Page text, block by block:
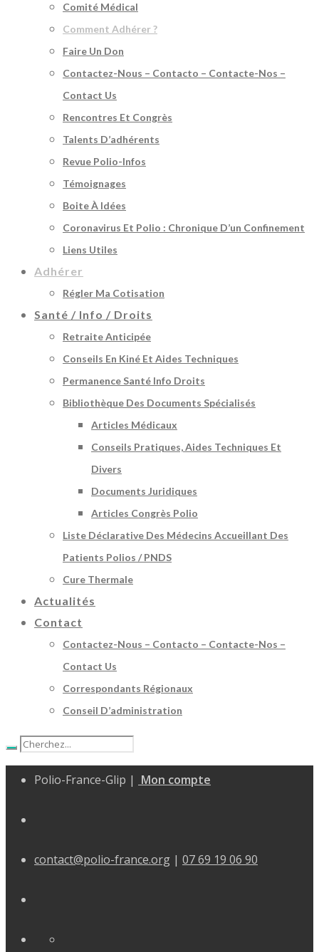
Comité Médical
Comment Adhérer ?
Faire Un Don
Contactez-Nous – Contacto – Contacte-Nos –
Contact Us
Rencontres Et Congrès
Talents D’adhérents
Revue Polio-Infos
Témoignages
Boite À Idées
Coronavirus Et Polio : Chronique D’un Confinement
Liens Utiles
Adhérer
Régler Ma Cotisation
Santé / Info / Droits
Retraite Anticipée
Conseils En Kiné Et Aides Techniques
Permanence Santé Info Droits
Bibliothèque Des Documents Spécialisés
Articles Médicaux
Conseils Pratiques, Aides Techniques Et
Divers
Documents Juridiques
Articles Congrès Polio
Liste Déclarative Des Médecins Accueillant Des
Patients Polios / PNDS
Cure Thermale
Actualités
Contact
Contactez-Nous – Contacto – Contacte-Nos –
Contact Us
Correspondants Régionaux
Conseil D’administration
Polio-France-Glip | Mon compte
contact@polio-france.org | 07 69 19 06 90